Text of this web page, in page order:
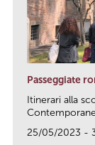
Passeggiate
Itinerari alla
25/05/2023 -